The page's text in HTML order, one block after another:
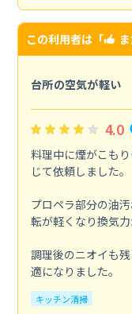
この利用者は「
台所の空気が軽い
4.0
料理中に煙がこも
じて依頼しました。
プロペラ部分の油
転が軽くなり換気力
調理後のニオイも
適になりました。
キッチン清掃